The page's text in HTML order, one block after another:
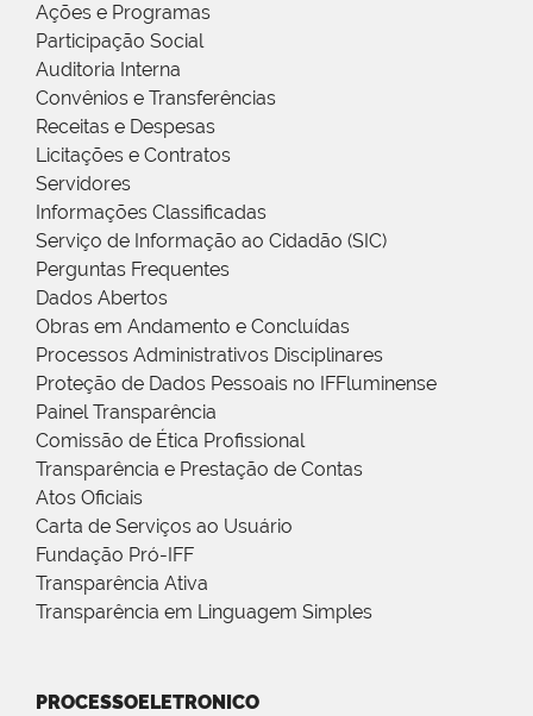
Ações e Programas
Participação Social
Auditoria Interna
Convênios e Transferências
Receitas e Despesas
Licitações e Contratos
Servidores
Informações Classificadas
Serviço de Informação ao Cidadão (SIC)
Perguntas Frequentes
Dados Abertos
Obras em Andamento e Concluídas
Processos Administrativos Disciplinares
Proteção de Dados Pessoais no IFFluminense
Painel Transparência
Comissão de Ética Profissional
Transparência e Prestação de Contas
Atos Oficiais
Carta de Serviços ao Usuário
Fundação Pró-IFF
Transparência Ativa
Transparência em Linguagem Simples
PROCESSOELETRONICO